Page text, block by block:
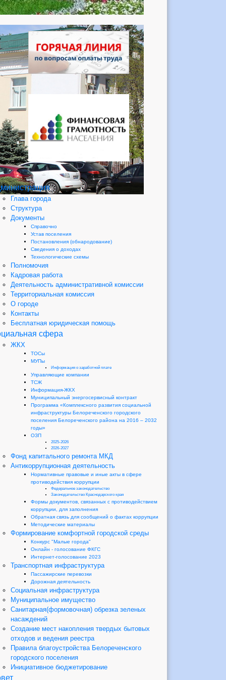
Глава города
Структура
Документы
Справочно
Устав поселения
Постановления (обнародование)
Сведения о доходах
Технологические схемы
Полномочия
Кадровая работа
Деятельность административной комиссии
Территориальная комиссия
О городе
Контакты
Бесплатная юридическая помощь
сфера
ЖКХ
ТОСы
МУПы
Информация о заработной плате
Управляющие компании
ТСЖ
Информация-ЖКХ
Муниципальный энергосервисный контракт
Программа «Комплексного развития социальной
инфраструктуры Белореченского городского
поселения Белореченского района на 2016 – 2032
годы»
ОЗП
2025-2026
2026-2027
Фонд капитального ремонта МКД
Антикоррупционная деятельность
Нормативные правовые и иные акты в сфере
противодействия коррупции
Федеральное законодательство
Законодательство Краснодарского края
Формы документов, связанных с противодействием
коррупции, для заполнения
Обратная связь для сообщений о фактах коррупции
Методические материалы
Формирование комфортной городской среды
Конкурс "Малые города"
Онлайн - голосование ФКГС
Интернет-голосование 2023
Транспортная инфраструктура
Пассажирские перевозки
Дорожная деятельность
Социальная инфраструктура
Муниципальное имущество
Санитарная(формовочная) обрезка зеленых
насаждений
Создание мест накопления твердых бытовых
отходов и ведения реестра
Правила благоустройства Белореченского
городского поселения
Инициативное бюджетирование